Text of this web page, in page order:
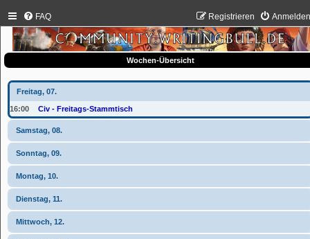
FAQ Registrieren
Wochen-Übersicht
Freitag, 07.
16:00 Civ - Freitags-Stammtisch
Samstag, 08.
Sonntag, 09.
Montag, 10.
Dienstag, 11.
Mittwoch, 12.